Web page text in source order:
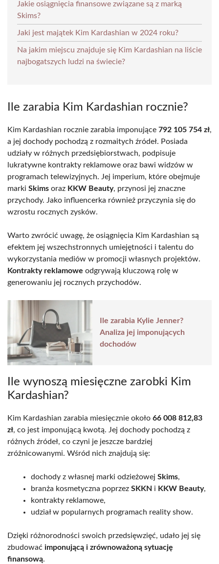
Jakie osiągnięcia finansowe związane są z marką
Skims?
Jaki jest majątek Kim Kardashian w 2024 roku?
Na jakim miejscu znajduje się Kim Kardashian na liście
najbogatszych ludzi na świecie?
Ile zarabia Kim Kardashian rocznie?
Kim Kardashian rocznie zarabia imponujące 792 105 754 zł,
a jej dochody pochodzą z rozmaitych źródeł. Posiada
udziały w różnych przedsiębiorstwach, podpisuje
lukratywne kontrakty reklamowe oraz bawi widzów w
programach telewizyjnych. Jej imperium, które obejmuje
marki Skims oraz KKW Beauty, przynosi jej znaczne
przychody. Jako influencerka również przyczynia się do
wzrostu rocznych zysków.
Warto zwrócić uwagę, że osiągnięcia Kim Kardashian są
efektem jej wszechstronnych umiejętności i talentu do
wykorzystania mediów w promocji własnych projektów.
Kontrakty reklamowe odgrywają kluczową rolę w
generowaniu jej rocznych przychodów.
Ile zarabia Kylie Jenner?
Analiza jej imponujących
dochodów
Ile wynoszą miesięczne zarobki Kim
Kardashian?
Kim Kardashian zarabia miesięcznie około 66 008 812,83
zł, co jest imponującą kwotą. Jej dochody pochodzą z
różnych źródeł, co czyni je jeszcze bardziej
zróżnicowanymi. Wśród nich znajdują się:
dochody z własnej marki odzieżowej Skims,
branża kosmetyczna poprzez SKKN i KKW Beauty,
kontrakty reklamowe,
udział w popularnych programach reality show.
Dzięki różnorodności swoich przedsięwzięć, udało jej się
zbudować imponującą i zrównoważoną sytuację
finansową.